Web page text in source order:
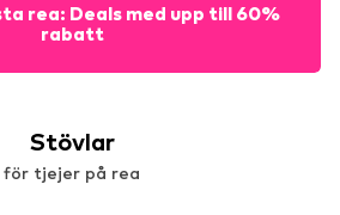
rea: Deals med upp till 60%
rabatt
Stövlar
för tjejer på rea